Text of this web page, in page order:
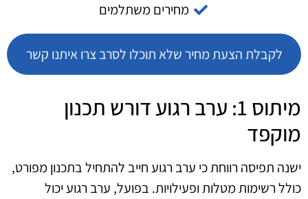
מחירים משתלמים
לקבלת הצעת מחיר שלא תוכלו לסרב צרו איתנו קשר
מיתוס 1: ערב רגוע דורש תכנון
מוקפד
ישנה תפיסה רווחת כי ערב רגוע חייב להתחיל בתכנון מפורט,
כולל רשימות מטלות ופעילויות. בפועל, ערב רגוע יכול